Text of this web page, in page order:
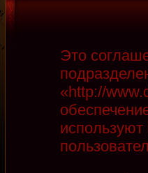
Это
«http://